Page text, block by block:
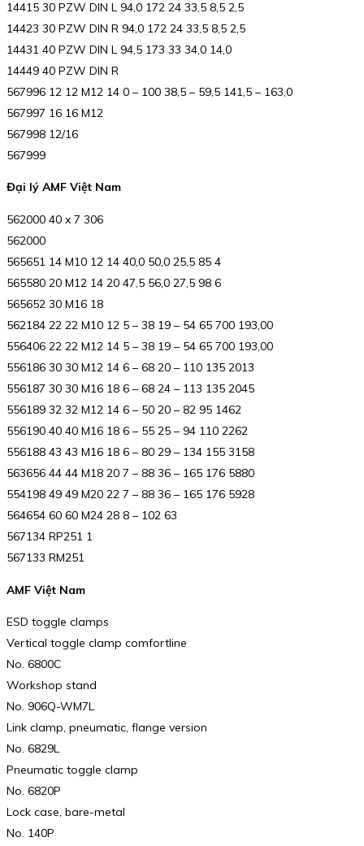
14415 30 PZW DIN L 94,0 172 24 33,5 8,5 2,5
14423 30 PZW DIN R 94,0 172 24 33,5 8,5 2,5
14431 40 PZW DIN L 94,5 173 33 34,0 14,0
14449 40 PZW DIN R
567996 12 12 M12 14 0 – 100 38,5 – 59,5 141,5 – 163,0
567997 16 16 M12
567998 12/16
567999
Đại lý AMF Việt Nam
562000 40 x 7 306
562000
565651 14 M10 12 14 40,0 50,0 25,5 85 4
565580 20 M12 14 20 47,5 56,0 27,5 98 6
565652 30 M16 18
562184 22 22 M10 12 5 – 38 19 – 54 65 700 193,00
556406 22 22 M12 14 5 – 38 19 – 54 65 700 193,00
556186 30 30 M12 14 6 – 68 20 – 110 135 2013
556187 30 30 M16 18 6 – 68 24 – 113 135 2045
556189 32 32 M12 14 6 – 50 20 – 82 95 1462
556190 40 40 M16 18 6 – 55 25 – 94 110 2262
556188 43 43 M16 18 6 – 80 29 – 134 155 3158
563656 44 44 M18 20 7 – 88 36 – 165 176 5880
554198 49 49 M20 22 7 – 88 36 – 165 176 5928
564654 60 60 M24 28 8 – 102 63
567134 RP251 1
567133 RM251
AMF Việt Nam
ESD toggle clamps
Vertical toggle clamp comfortline
No. 6800C
Workshop stand
No. 906Q-WM7L
Link clamp, pneumatic, flange version
No. 6829L
Pneumatic toggle clamp
No. 6820P
Lock case, bare-metal
No. 140P